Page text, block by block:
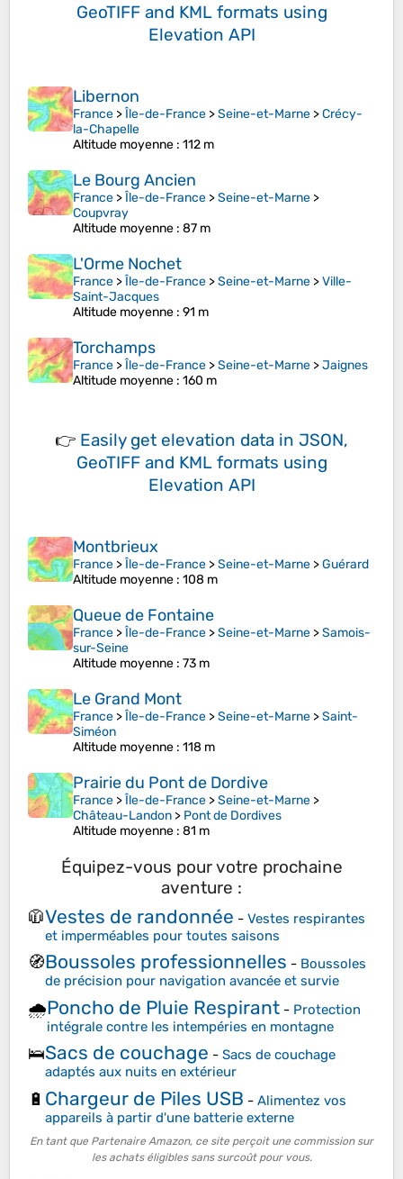
GeoTIFF and KML formats using
Elevation API
Libernon
France >Île-de-France >Seine-et-Marne >Crécy-
la-Chapelle
Altitude moyenne : 112 m
Le Bourg Ancien
France >Île-de-France >Seine-et-Marne >
Coupvray
Altitude moyenne : 87 m
L'Orme Nochet
France >Île-de-France >Seine-et-Marne >Ville-
Saint-Jacques
Altitude moyenne : 91 m
Torchamps
France >Île-de-France >Seine-et-Marne >Jaignes
Altitude moyenne : 160 m
👉 Easily get elevation data in JSON,
GeoTIFF and KML formats using
Elevation API
Montbrieux
France >Île-de-France >Seine-et-Marne >Guérard
Altitude moyenne : 108 m
Queue de Fontaine
France >Île-de-France >Seine-et-Marne >Samois-
sur-Seine
Altitude moyenne : 73 m
Le Grand Mont
France >Île-de-France >Seine-et-Marne >Saint-
Siméon
Altitude moyenne : 118 m
Prairie du Pont de Dordive
France >Île-de-France >Seine-et-Marne >
Château-Landon > Pont de Dordives
Altitude moyenne : 81 m
Équipez-vous pour votre prochaine
aventure :
🧥Vestes de randonnée - Vestes respirantes
et imperméables pour toutes saisons
🧭Boussoles professionnelles - Boussoles
de précision pour navigation avancée et survie
🌧️Poncho de Pluie Respirant - Protection
intégrale contre les intempéries en montagne
🛌Sacs de couchage - Sacs de couchage
adaptés aux nuits en extérieur
🔋 Chargeur de Piles USB - Alimentez vos
appareils à partir d'une batterie externe
En tant que Partenaire Amazon, ce site perçoit une commission sur
les achats éligibles sans surcoût pour vous.